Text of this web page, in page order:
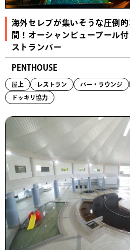
海外セレブが集いそうな圧倒
間！オーシャンビュープール
ストランバー
PENTHOUSE
屋上 レストラン バー・ラウンジ
ドッキリ協力